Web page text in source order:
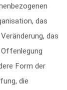
das
das
Form der
die